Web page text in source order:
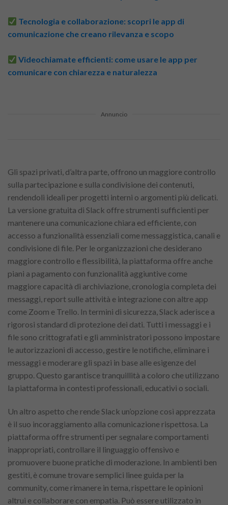
Tecnologia e collaborazione: scopri le app di
comunicazione che creano rilevanza e scopo
Videochiamate efficienti: come usare le app per
comunicare con chiarezza e naturalezza
Annuncio
Gli spazi privati, d’altra parte, offrono un maggiore controllo
sulla partecipazione e sulla condivisione dei contenuti,
rendendoli ideali per progetti interni o argomenti più delicati.
La versione gratuita di Slack offre strumenti sufficienti per
mantenere una comunicazione chiara ed efficiente, con
accesso a funzionalità essenziali come messaggistica, canali e
condivisione di file. Per le organizzazioni che desiderano
maggiore controllo e flessibilità, la piattaforma offre anche
piani a pagamento con funzionalità aggiuntive come
maggiore capacità di archiviazione, cronologia completa dei
messaggi, report sulle attività e integrazione con altre app
come Zoom e Trello. In termini di sicurezza, Slack aderisce a
rigorosi standard di protezione dei dati. Tutti i messaggi e i
file sono crittografati e gli amministratori possono impostare
le autorizzazioni di accesso, gestire le notifiche, eliminare i
messaggi e moderare gli spazi in base alle esigenze del
gruppo. Questo garantisce tranquillità a coloro che utilizzano
la piattaforma in contesti professionali, educativi o sociali.
Un altro aspetto che rende Slack un’opzione così apprezzata
è il suo incoraggiamento alla comunicazione rispettosa. La
piattaforma offre strumenti per segnalare comportamenti
inappropriati, controllare il linguaggio offensivo e
promuovere buone pratiche di moderazione. In ambienti ben
gestiti, è comune trovare semplici linee guida per la
community, come rimanere in tema, rispettare le opinioni
altrui e collaborare con empatia. Può essere utilizzato in